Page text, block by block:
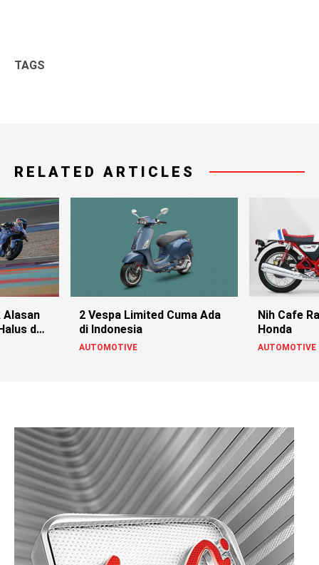
TAGS
RELATED ARTICLES
Alasan
dan
2 Vespa Limited Cuma Ada
di Indonesia
AUTOMOTIVE
Nih Cafe
Honda
AUTOMOTIVE